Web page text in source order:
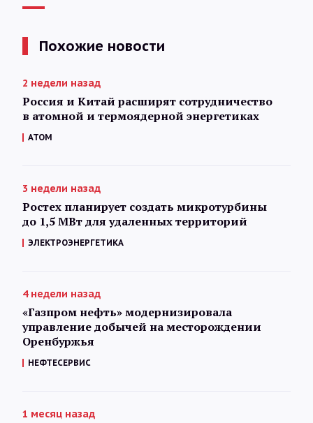
Похожие новости
2 недели назад
Россия и Китай расширят сотрудничество
в атомной и термоядерной энергетиках
АТОМ
3 недели назад
Ростех планирует создать микротурбины
до 1,5 МВт для удаленных территорий
ЭЛЕКТРОЭНЕРГЕТИКА
4 недели назад
«Газпром нефть» модернизировала
управление добычей на месторождении
Оренбуржья
НЕФТЕСЕРВИС
1 месяц назад